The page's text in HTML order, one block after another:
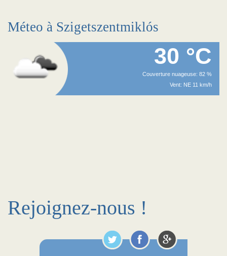
Méteo à Szigetszentmiklós
30 °C
Couverture nuageuse: 82 %
Vent: NE 11 km/h
Rejoignez-nous !